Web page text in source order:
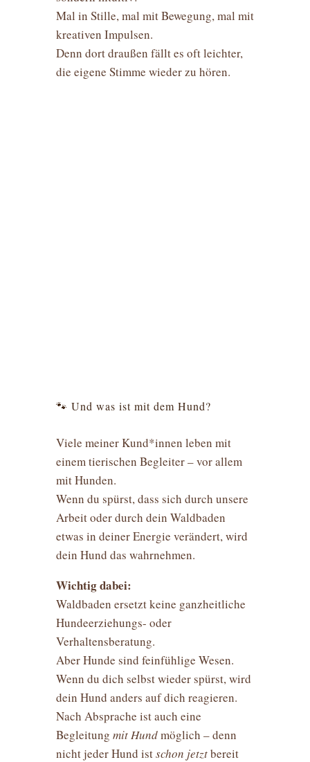
Mal in Stille, mal mit Bewegung, mal mit
kreativen Impulsen.
Denn dort draußen fällt es oft leichter,
die eigene Stimme wieder zu hören.
🐾 Und was ist mit dem Hund?
Viele meiner Kund*innen leben mit
einem tierischen Begleiter – vor allem
mit Hunden.
Wenn du spürst, dass sich durch unsere
Arbeit oder durch dein Waldbaden
etwas in deiner Energie verändert, wird
dein Hund das wahrnehmen.
Wichtig dabei:
Waldbaden ersetzt keine ganzheitliche
Hundeerziehungs- oder
Verhaltensberatung.
Aber Hunde sind feinfühlige Wesen.
Wenn du dich selbst wieder spürst, wird
dein Hund anders auf dich reagieren.
Nach Absprache ist auch eine
Begleitung mit Hundmöglich – denn
nicht jeder Hund istschon jetztbereit